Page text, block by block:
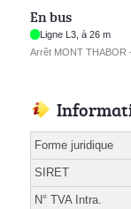
En bus
Ligne L3, à 26 m
Arrêt MONT THABOR
Forme juridique
SIRET
N° TVA Intra.